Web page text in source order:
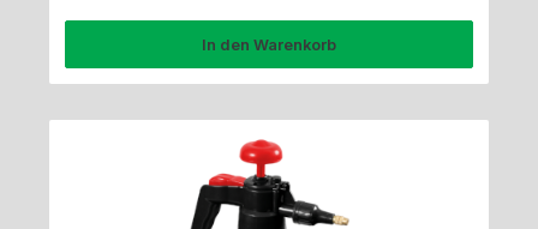
In den Warenkorb